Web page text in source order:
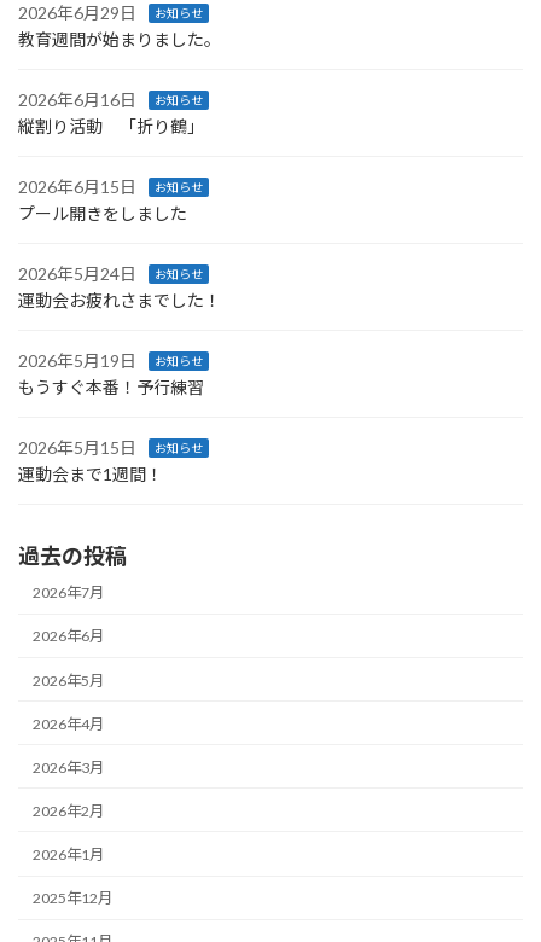
2026年6月29日 お知らせ
教育週間が始まりました。
2026年6月16日 お知らせ
縦割り活動 「折り鶴」
2026年6月15日 お知らせ
プール開きをしました
2026年5月24日 お知らせ
運動会お疲れさまでした！
2026年5月19日 お知らせ
もうすぐ本番！予行練習
2026年5月15日 お知らせ
運動会まで1週間！
過去の投稿
2026年7月
2026年6月
2026年5月
2026年4月
2026年3月
2026年2月
2026年1月
2025年12月